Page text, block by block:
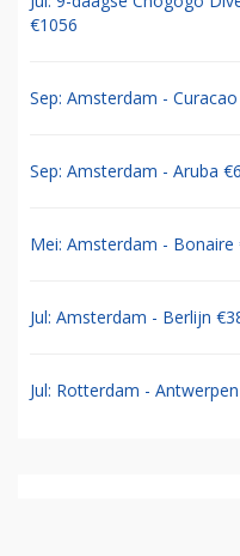
€1056
Sep: Amsterdam -
Sep: Amsterdam - Aruba
Mei: Amsterdam - Bonaire
Jul: Amsterdam - Berlijn
Jul: Rotterdam -